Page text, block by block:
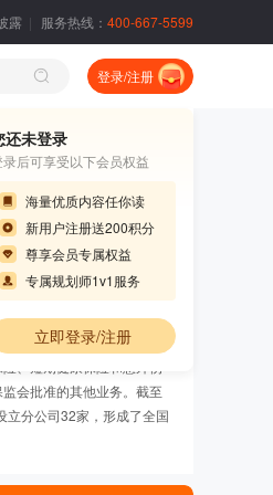
露 服务热线： 400-667-5599
登录/注册
还未登录
录后可享受以下会员权益
海量优质内容任你读
新用户注册送200积分
尊享会员专属权益
专属规划师1v1服务
立即登录/注册
险股份有限公司
限公司是经中国保险监督
2005年10月19日开业的全
公司的主要经营范围包
财产损失险、责任保险、
、短期健康保险和意外伤
会批准的其他业务。截至
立分公司32家，形成了全国